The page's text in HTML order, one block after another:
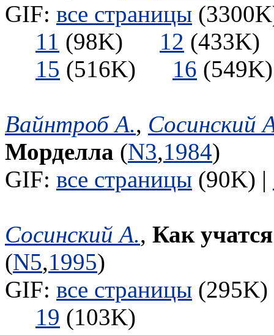
GIF: все страницы
11 (98K) 12
15 (516K) 16
Вайнтроб А., Сосинский
Морделла (N3,1984)
GIF: все страницы (90K) |
Сосинский А., Как
(N5,1995)
GIF: все страницы
19 (103K)